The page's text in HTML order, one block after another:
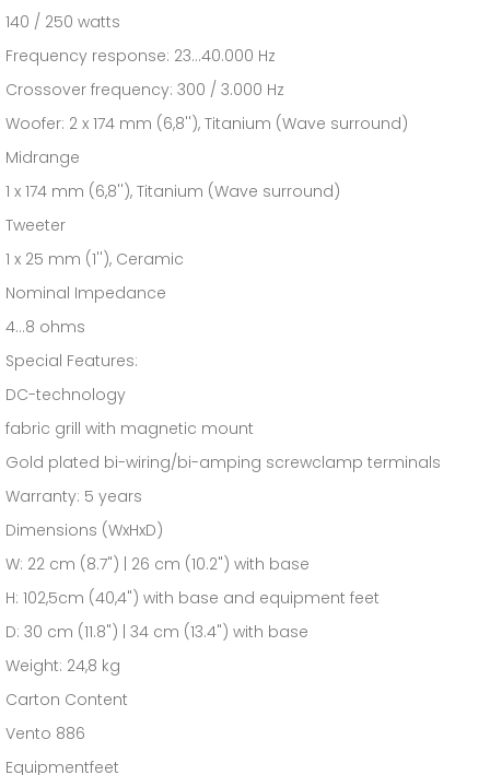
140 / 250 watts
Frequency response: 23...40.000 Hz
Crossover frequency: 300 / 3.000 Hz
Woofer: 2 x 174 mm (6,8''), Titanium (Wave surround)
Midrange
1 x 174 mm (6,8''), Titanium (Wave surround)
Tweeter
1 x 25 mm (1''), Ceramic
Nominal Impedance
4...8 ohms
Special Features:
DC-technology
fabric grill with magnetic mount
Gold plated bi-wiring/bi-amping screwclamp terminals
Warranty: 5 years
Dimensions (WxHxD)
W: 22 cm (8.7") | 26 cm (10.2") with base
H: 102,5cm (40,4") with base and equipment feet
D: 30 cm (11.8") | 34 cm (13.4") with base
Weight: 24,8 kg
Carton Content
Vento 886
Equipmentfeet